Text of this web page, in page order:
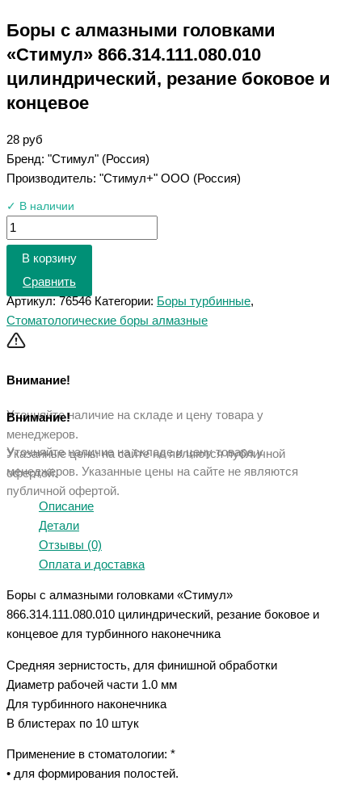
Боры с алмазными головками
«Стимул» 866.314.111.080.010
цилиндрический, резание боковое и
концевое
28 руб
Бренд: "Стимул" (Россия)
Производитель: "Стимул+" ООО (Россия)
✓ В наличии
В корзину
Сравнить
Артикул:76546 Категории: Боры турбинные,
Стоматологические боры алмазные
Внимание!
Уточняйте наличие на складе и цену товара у
менеджеров.
Указанные цены на сайте не являются публичной
офертой.
Внимание!
Уточняйте наличие на складе и цену товара у
менеджеров. Указанные цены на сайте не являются
публичной офертой.
Описание
Детали
Отзывы (0)
Оплата и доставка
Боры с алмазными головками «Стимул»
866.314.111.080.010 цилиндрический, резание боковое и
концевое для турбинного наконечника
Средняя зернистость, для финишной обработки
Диаметр рабочей части 1.0 мм
Для турбинного наконечника
В блистерах по 10 штук
Применение в стоматологии: *
• для формирования полостей.